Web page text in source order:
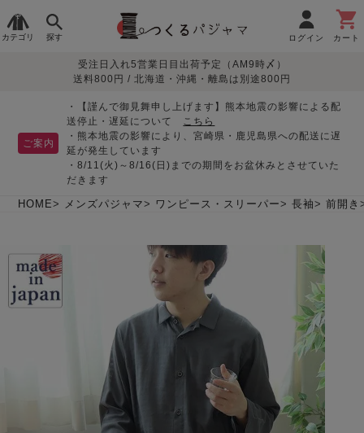
カテゴリ 探す ログイン カート
レディースパジャマ
冬
メンズパジャマ
生地で
さがす
ガーゼ サテン織り
目的別で
さがす
敏感肌用
パジャマ
入院・介護
胸が目立たない
マタニティ
パジャマ
そろえたい
眠れる作務衣特集
体型別におすすめパジ
年齢別におすすめパジ
ルームウェア
デザインで
さがす
ィース
パジャマ
前開き かぶり ワンピース
作務衣 胸がすけない
羽織・バスロ
ーブ
夏パジャマ特集 つくるパジャマとは
お支払い・送料・配送
について
返品・交換について よくあるご質問
お買い物ガイド 安心の日本製
受注日入れ5営業日目出荷予定（AM9時〆）
送料800円 / 北海道・沖縄・離島は別途800円
ご案内
・【謹んで御見舞申し上げます】熊本地震の影響による配
送停止・遅延について こちら
・熊本地震の影響により、宮崎県・鹿児島県への配送に遅
延が発生しています
・8/11(火)～8/16(日)までの期間をお盆休みとさせていた
だきます
HOME メンズパジャマ ワンピース・スリーパー 長袖 前開き